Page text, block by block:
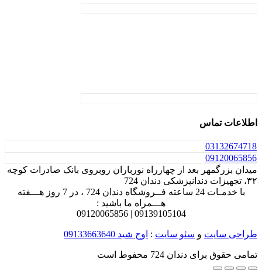
اطلاعات تماس
03132674718
09120065856
میدان بزرگمهر بعد از چهارراه نورباران روبروی بانک صادرات کوچه
۳۲، تجهیزات دندانپزشکی دندان 724
با خدمـات 24 ساعته فــروشگاه دندان 724 ، در 7 روز هـــفته
هـــمراه ما باشید :
09139105104 |
09120065856
طراحی سایت و سئو سایت : اوج شید 09133663640
تمامی حقوق برای دندان 724 محفوط است